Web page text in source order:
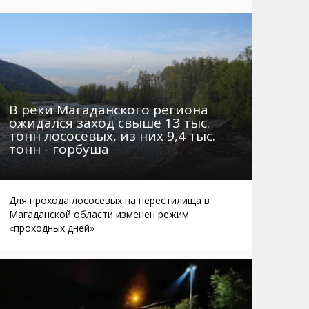
Автобусы Магадан – Аэропорт
Таблица приливов отливов
Не мусорить
Браконьеры
В реки Магаданского региона
ожидался заход свыше 13 тыс.
тонн лососевых, из них 9,4 тыс.
тонн - горбуша
Для прохода лососевых на нерестилища в
Магаданской области изменен режим
«проходных дней»